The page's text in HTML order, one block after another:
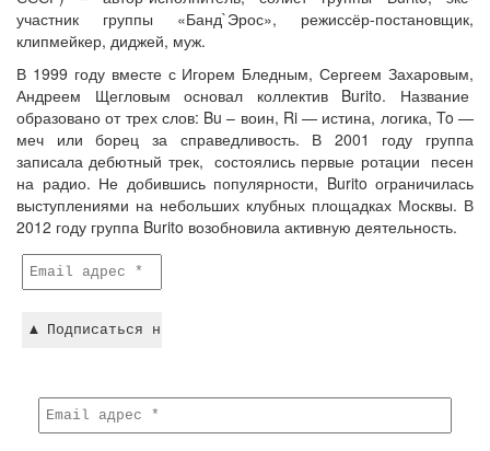
участник группы «Банд`Эрос», режиссёр-постановщик,
клипмейкер, диджей, муж.
В 1999 году вместе с Игорем Бледным, Сергеем Захаровым,
Андреем Щегловым основал коллектив Burito. Название
образовано от трех слов: Bu – воин, Ri — истина, логика, To —
меч или борец за справедливость. В 2001 году группа
записала дебютный трек, состоялись первые ротации песен
на радио. Не добившись популярности, Burito ограничилась
выступлениями на небольших клубных площадках Москвы. В
2012 году группа Burito возобновила активную деятельность.